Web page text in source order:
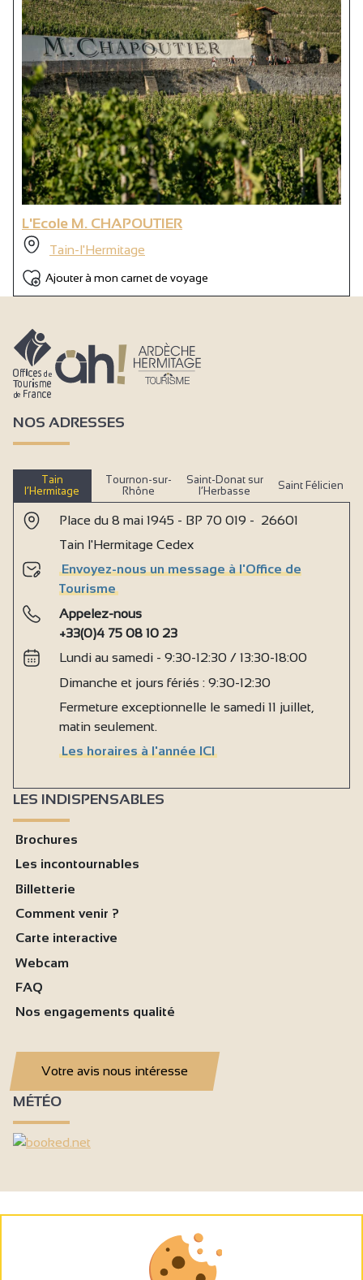
L'Ecole M. CHAPOUTIER
Tain-l'Hermitage
Ajouter à mon carnet de voyage
NOS ADRESSES
Tain
l’Hermitage
Tournon-sur-
Rhône
Saint-Donat sur
l’Herbasse
Saint Félicien
Place du 8 mai 1945 - BP 70 019 - 26601
Tain l'Hermitage Cedex
Envoyez-nous un message à l'Office de
Tourisme
Appelez-nous
+33(0)4 75 08 10 23
Lundi au samedi - 9:30-12:30 / 13:30-18:00
Dimanche et jours fériés : 9:30-12:30
Fermeture exceptionnelle le samedi 11 juillet,
matin seulement.
Les horaires à l'année ICI
LES INDISPENSABLES
Brochures
Les incontournables
Billetterie
Comment venir ?
Carte interactive
Webcam
FAQ
Nos engagements qualité
Votre avis nous intéresse
MÉTÉO